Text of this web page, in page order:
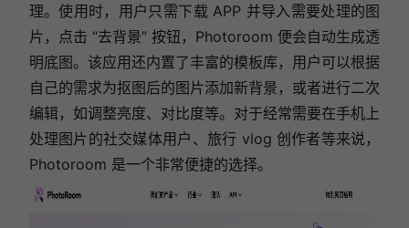
理。使用时，用户只需下载 APP 并导入需要处理的图
片，点击 “去背景” 按钮，Photoroom 便会自动生成透
明底图。该应用还内置了丰富的模板库，用户可以根据
自己的需求为抠图后的图片添加新背景，或者进行二次
编辑，如调整亮度、对比度等。对于经常需要在手机上
处理图片的社交媒体用户、旅行 vlog 创作者等来说，
Photoroom 是一个非常便捷的选择。